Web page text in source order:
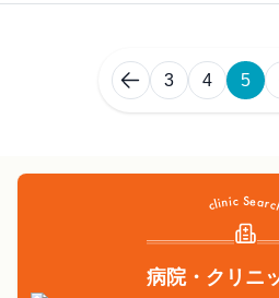
3 4 5
病院・クリニ